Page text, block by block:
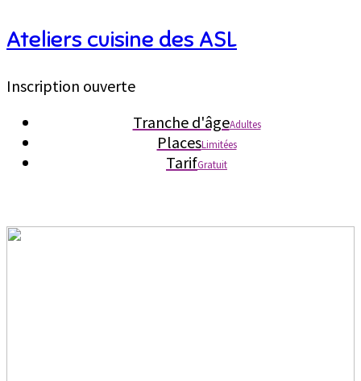
Ateliers cuisine des ASL
Inscription ouverte
Tranche d'âgeAdultes
PlacesLimitées
TarifGratuit